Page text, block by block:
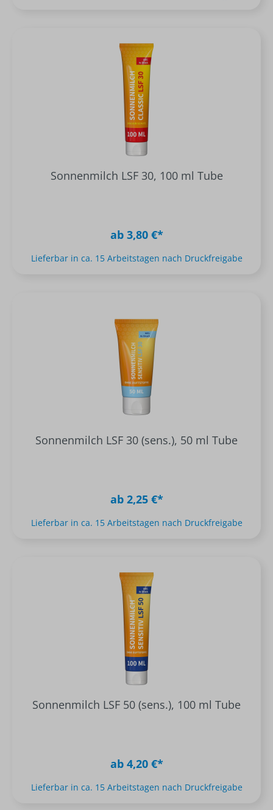
Sonnenmilch LSF 30, 100 ml Tube
ab 3,80 €*
Lieferbar in ca. 15 Arbeitstagen nach Druckfreigabe
Sonnenmilch LSF 30 (sens.), 50 ml Tube
ab 2,25 €*
Lieferbar in ca. 15 Arbeitstagen nach Druckfreigabe
Sonnenmilch LSF 50 (sens.), 100 ml Tube
ab 4,20 €*
Lieferbar in ca. 15 Arbeitstagen nach Druckfreigabe